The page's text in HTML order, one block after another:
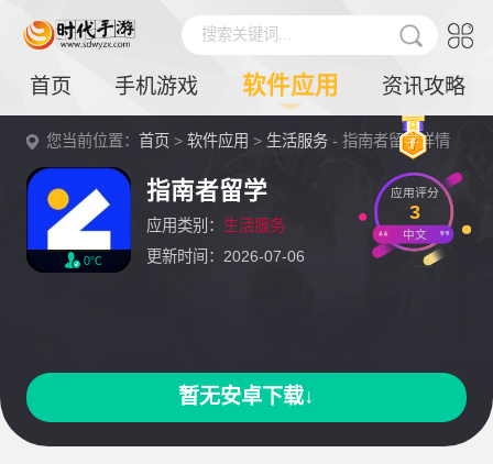
搜索关键词...
首页 手机游戏 软件应用 资讯攻略
您当前位置：首页 >软件应用 > 生活服务 - 指南者留学详情
0℃
指南者留学
应用类别： 生活服务
更新时间：2026-07-06
应用评分
3
中文
暂无安卓下载↓